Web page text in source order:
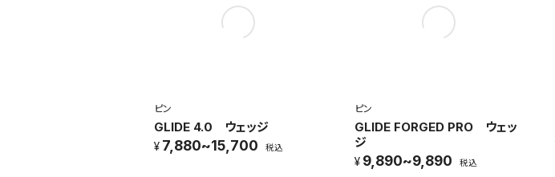
ピン
GLIDE 4.0 ウェッジ
7,880~15,700 税込
ピン
GLIDE FORGED PRO ウェッ
ジ
9,890~9,890 税込